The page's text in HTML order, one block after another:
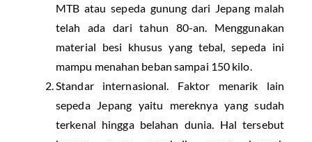
MTB atau sepeda gunung dari Jepang malah
telah ada dari tahun 80-an. Menggunakan
material besi khusus yang tebal, sepeda ini
mampu menahan beban sampai 150 kilo.
Standar internasional. Faktor menarik lain
sepeda Jepang yaitu mereknya yang sudah
terkenal hingga belahan dunia. Hal tersebut